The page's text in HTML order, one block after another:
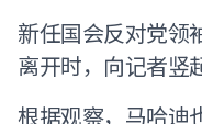
新任国会反对党领
离开时，向记者竖
根据观察，马哈迪